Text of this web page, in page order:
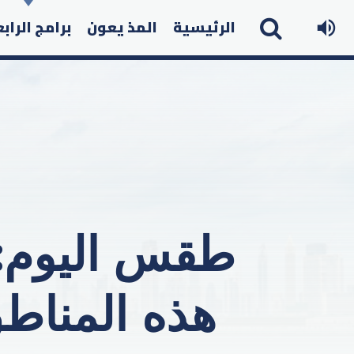
الرئيسية المذ يعون برامج
طقس
هذه